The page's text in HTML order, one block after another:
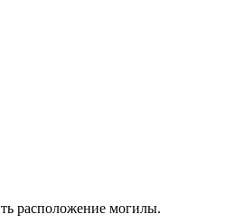
расположение могилы.